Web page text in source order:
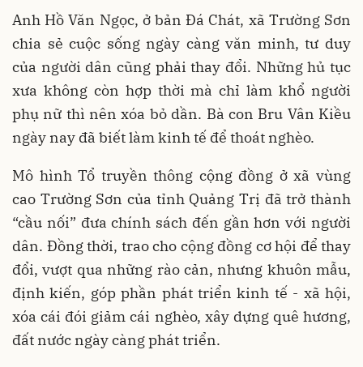
Anh Hồ Văn Ngọc, ở bản Đá Chát, xã Trường Sơn
chia sẻ cuộc sống ngày càng văn minh, tư duy
của người dân cũng phải thay đổi. Những hủ tục
xưa không còn hợp thời mà chỉ làm khổ người
phụ nữ thì nên xóa bỏ dần. Bà con Bru Vân Kiều
ngày nay đã biết làm kinh tế để thoát nghèo.
Mô hình Tổ truyền thông cộng đồng ở xã vùng
cao Trường Sơn của tỉnh Quảng Trị đã trở thành
“cầu nối” đưa chính sách đến gần hơn với người
dân. Đồng thời, trao cho cộng đồng cơ hội để thay
đổi, vượt qua những rào cản, nhưng khuôn mẫu,
định kiến, góp phần phát triển kinh tế - xã hội,
xóa cái đói giảm cái nghèo, xây dựng quê hương,
đất nước ngày càng phát triển.